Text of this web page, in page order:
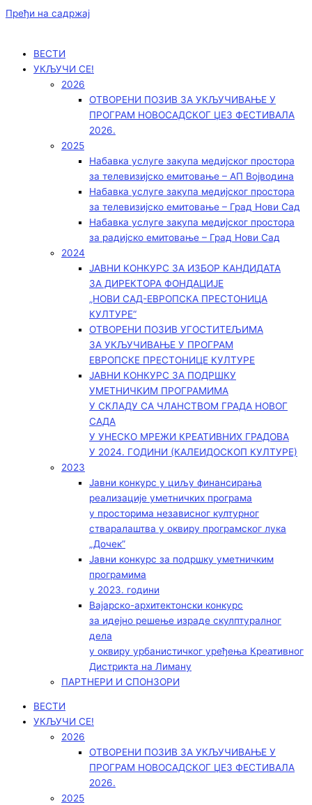
Пређи на садржај
ВЕСТИ
УКЉУЧИ СЕ!
2026
ОТВОРЕНИ ПОЗИВ ЗА УКЉУЧИВАЊЕ У
ПРОГРАМ НОВОСАДСКОГ ЏЕЗ ФЕСТИВАЛА
2026.
2025
Набавка услуге закупа медијског простора
за телевизијско емитовање – АП Војводинa
Набавка услуге закупа медијског простора
за телевизијско емитовање – Град Нови Сад
Набавка услуге закупа медијског простора
за радијско емитовање – Град Нови Сад
2024
ЈАВНИ КОНКУРС ЗА ИЗБОР КАНДИДАТА
ЗА ДИРЕКТОРА ФОНДАЦИЈЕ
„НОВИ САД-ЕВРОПСКА ПРЕСТОНИЦА
КУЛТУРЕ“
ОТВОРЕНИ ПОЗИВ УГОСТИТЕЉИМА
ЗА УКЉУЧИВАЊЕ У ПРОГРАМ
ЕВРОПСКЕ ПРЕСТОНИЦЕ КУЛТУРЕ
ЈАВНИ КОНКУРС ЗА ПОДРШКУ
УМЕТНИЧКИМ ПРОГРАМИМА
У СКЛАДУ СА ЧЛАНСТВОМ ГРАДА НОВОГ
САДА
У УНЕСКО МРЕЖИ КРЕАТИВНИХ ГРАДОВА
У 2024. ГОДИНИ (КАЛЕИДОСКОП КУЛТУРЕ)
2023
Јавни конкурс у циљу финансирања
реализације уметничких програма
у просторима независног културног
стваралаштва у оквиру програмског лука
„Дочек”
Јавни конкурс за подршку уметничким
програмима
у 2023. години
Вајарско-архитектонски конкурс
за идејно решење израде скулптуралног
дела
у оквиру урбанистичког уређења Креативног
Дистрикта на Лиману
ПАРТНЕРИ И СПОНЗОРИ
ВЕСТИ
УКЉУЧИ СЕ!
2026
ОТВОРЕНИ ПОЗИВ ЗА УКЉУЧИВАЊЕ У
ПРОГРАМ НОВОСАДСКОГ ЏЕЗ ФЕСТИВАЛА
2026.
2025